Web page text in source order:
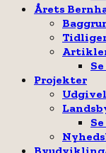
Årets
Projekter